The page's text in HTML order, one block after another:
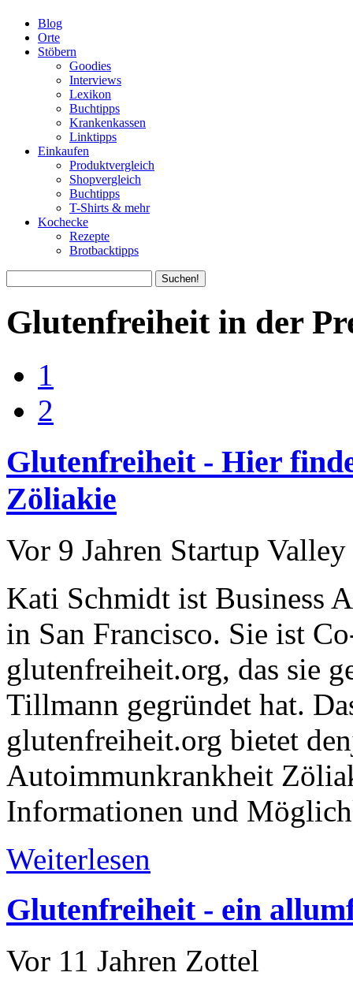
Blog
Orte
Stöbern
Goodies
Interviews
Lexikon
Buchtipps
Krankenkassen
Linktipps
Einkaufen
Produktvergleich
Shopvergleich
Buchtipps
T-Shirts & mehr
Kochecke
Rezepte
Brotbacktipps
Glutenfreiheit in der
1
2
Glutenfreiheit - Hier
Zöliakie
Vor 9 Jahren Startup Valley
Kati Schmidt ist Business
in San Francisco. Sie ist
glutenfreiheit.org, das sie
Tillmann gegründet hat.
glutenfreiheit.org bietet
Autoimmunkrankheit
Informationen und
Weiterlesen
Glutenfreiheit - ein
Vor 11 Jahren Zottel